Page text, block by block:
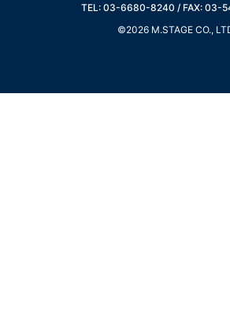
TEL: 03-6680-8240 / FAX: 03-
©2026 M.STAGE CO.,